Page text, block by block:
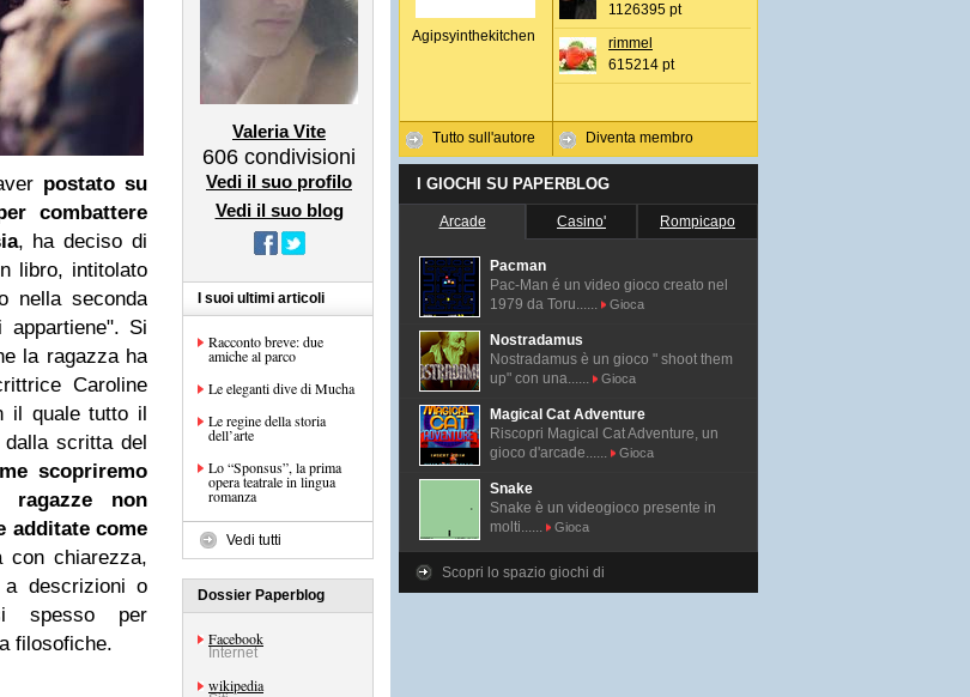
postato su
combattere
, ha deciso di
libro, intitolato
nella seconda
Si
la ragazza ha
Caroline
il quale tutto il
scritta del
scopriremo
ragazze non
additate come
con chiarezza,
descrizioni o
spesso per
filosofiche.
Valeria Vite
606 condivisioni
Vedi il suo profilo
Vedi il suo blog
I suoi ultimi articoli
Racconto breve: due
amiche al parco
Le eleganti dive di Mucha
Le regine della storia
dell’arte
Lo “Sponsus”, la prima
opera teatrale in lingua
romanza
Vedi tutti
Dossier Paperblog
Facebook
Internet
wikipedia
Agipsyinthekitchen
Tutto sull'autore
1126395 pt
rimmel
615214 pt
Diventa membro
I GIOCHI SU PAPERBLOG
Arcade Casino' Rompicapo
Pacman
Pac-Man é un video gioco creato nel
1979 da Toru......
Gioca
Nostradamus
Nostradamus è un gioco " shoot them
up" con una......
Gioca
Magical Cat Adventure
Riscopri Magical Cat Adventure, un
gioco d'arcade......
Gioca
Snake
Snake è un videogioco presente in
molti......
Gioca
Scopri lo spazio giochi di